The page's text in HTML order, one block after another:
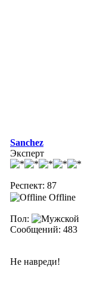
Sanchez
Эксперт
Респект: 87
Offline
Пол:
Сообщений: 483
Не навреди!